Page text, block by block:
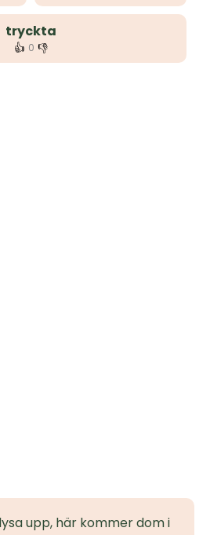
tryckta
👍 0 👎
upp, här kommer dom i